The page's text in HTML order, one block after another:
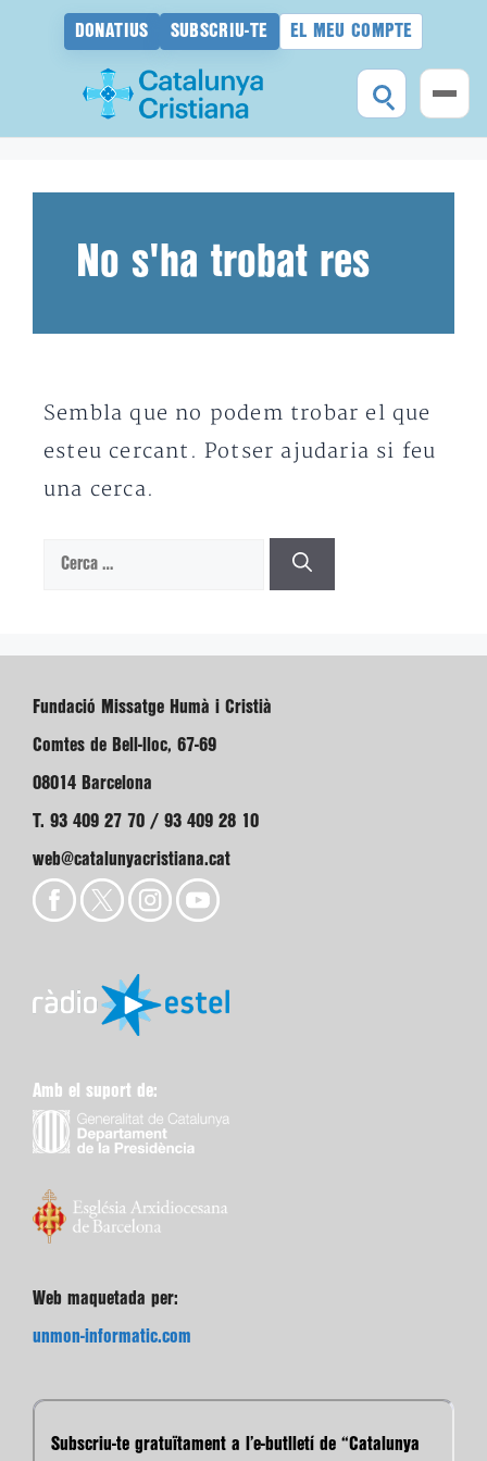
DONATIUS SUBSCRIU-TE EL MEU COMPTE
No s'ha trobat res
Sembla que no podem trobar el que
esteu cercant. Potser ajudaria si feu
una cerca.
Cerca:
Fundació Missatge Humà i Cristià
Comtes de Bell-lloc, 67-69
08014 Barcelona
T. 93 409 27 70 / 93 409 28 10
web@catalunyacristiana.cat
Amb el suport de:
Web maquetada per:
unmon-informatic.com
Subscriu-te gratuïtament a l’e-butlletí de “Catalunya